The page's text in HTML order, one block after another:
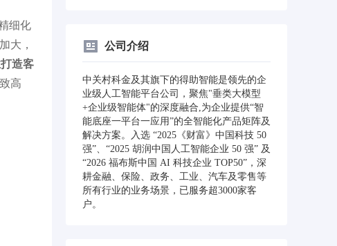
细化
大，
造客
高
公司介绍
中关村科金及其旗下的得助智能是领先的企
业级人工智能平台公司，聚焦"垂类大模型
+企业级智能体"的深度融合,为企业提供“智
能底座一平台一应用”的全智能化产品矩阵及
解决方案。入选 “2025《财富》中国科技 50
强”、“2025 胡润中国人工智能企业 50 强” 及
“2026 福布斯中国 AI 科技企业 TOP50”，深
耕金融、保险、政务、工业、汽车及零售等
所有行业的业务场景，已服务超3000家客
户。